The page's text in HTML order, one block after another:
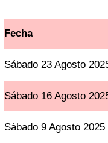
Fecha
Sábado 23 Agosto
Sábado 16 Agosto
Sábado 9 Agosto 2025